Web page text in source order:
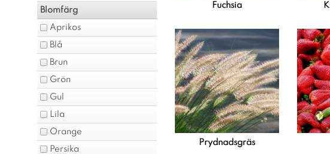
Blomfärg
Aprikos
Blå
Brun
Grön
Gul
Lila
Orange
Persika
Fuchsia
Prydnadsgräs